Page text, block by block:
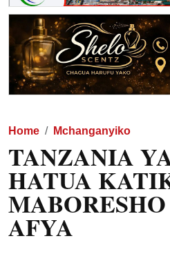
Home Mchanganyiko
TANZANIA
HATUA
AFYA